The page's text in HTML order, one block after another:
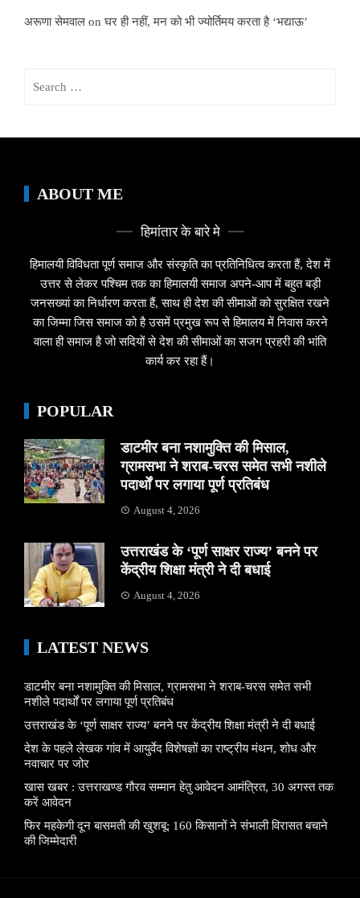
अरूणा सेमवाल onघर ही नहीं, मन को भी ज्योर्तिमय करता है ‘भद्याऊ’
ABOUT ME
हिमांतार के बारे मे
हिमालयी विविधता पूर्ण समाज और संस्कृति का प्रतिनिधित्व करता हैं, देश में
उत्तर से लेकर पश्चिम तक का हिमालयी समाज अपने-आप में बहुत बड़ी
जनसख्यां का निर्धारण करता हैं, साथ ही देश की सीमाओं को सुरक्षित रखने
का जिम्मा जिस समाज को है उसमें प्रमुख रूप से हिमालय में निवास करने
वाला ही समाज है जो सदियों से देश की सीमाओं का सजग प्रहरी की भांति
कार्य कर रहा हैं।
POPULAR
डाटमीर बना नशामुक्ति की मिसाल,
ग्रामसभा ने शराब-चरस समेत सभी नशीले
पदार्थों पर लगाया पूर्ण प्रतिबंध
August 4, 2026
उत्तराखंड के ‘पूर्ण साक्षर राज्य’ बनने पर
केंद्रीय शिक्षा मंत्री ने दी बधाई
August 4, 2026
LATEST NEWS
डाटमीर बना नशामुक्ति की मिसाल, ग्रामसभा ने शराब-चरस समेत सभी
नशीले पदार्थों पर लगाया पूर्ण प्रतिबंध
उत्तराखंड के ‘पूर्ण साक्षर राज्य’ बनने पर केंद्रीय शिक्षा मंत्री ने दी बधाई
देश के पहले लेखक गांव में आयुर्वेद विशेषज्ञों का राष्ट्रीय मंथन, शोध और
नवाचार पर जोर
खास खबर : उत्तराखण्ड गौरव सम्मान हेतु आवेदन आमंत्रित, 30 अगस्त तक
करें आवेदन
फिर महकेगी दून बासमती की खुशबू: 160 किसानों ने संभाली विरासत बचाने
की जिम्मेदारी